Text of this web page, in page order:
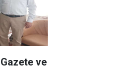
ve